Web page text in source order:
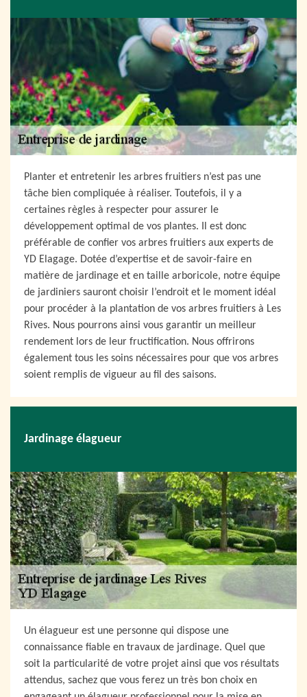
Planter et entretenir les arbres fruitiers n’est pas une
tâche bien compliquée à réaliser. Toutefois, il y a
certaines règles à respecter pour assurer le
développement optimal de vos plantes. Il est donc
préférable de confier vos arbres fruitiers aux experts de
YD Elagage. Dotée d’expertise et de savoir-faire en
matière de jardinage et en taille arboricole, notre équipe
de jardiniers sauront choisir l’endroit et le moment idéal
pour procéder à la plantation de vos arbres fruitiers à Les
Rives. Nous pourrons ainsi vous garantir un meilleur
rendement lors de leur fructification. Nous offrirons
également tous les soins nécessaires pour que vos arbres
soient remplis de vigueur au fil des saisons.
Jardinage élagueur
Un élagueur est une personne qui dispose une
connaissance fiable en travaux de jardinage. Quel que
soit la particularité de votre projet ainsi que vos résultats
attendus, sachez que vous ferez un très bon choix en